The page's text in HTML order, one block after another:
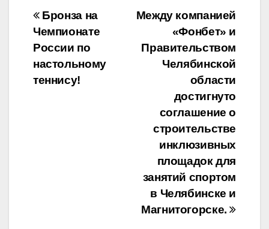
Навигация
по
записям
Между компанией
«Фонбет» и
Правительством
Челябинской
области
достигнуто
соглашение о
строительстве
инклюзивных
площадок для
занятий спортом
в Челябинске и
Магнитогорске.
Бронза на
Чемпионате
России по
настольному
теннису!